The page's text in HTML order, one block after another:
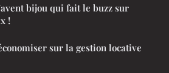
bijou qui fait le buzz sur
!
sur la gestion locative